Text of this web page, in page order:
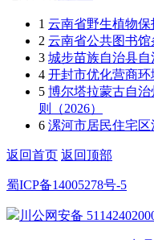
1 云南省野生植物保
2 云南省公共图书馆
3 城步苗族自治县自
4 开封市优化营商环
5 博尔塔拉蒙古自
则（2026）
6 漯河市居民住宅区
返回首页 返回顶部
蜀ICP备14005278号-5
川公网安备